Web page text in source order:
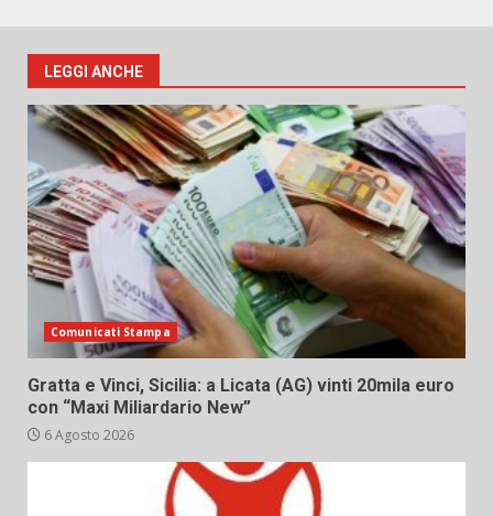
LEGGI ANCHE
Comunicati Stampa
Gratta e Vinci, Sicilia: a Licata (AG) vinti 20mila euro
con “Maxi Miliardario New”
6 Agosto 2026